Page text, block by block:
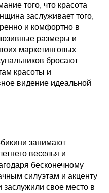
того, что красота
заслуживает того,
и комфортно в
размеры и
маркетинговых
бросают
красоты и
видение идеальной
занимают
веселья и
бесконечному
силуэтам и акценту
заслужили свое место в